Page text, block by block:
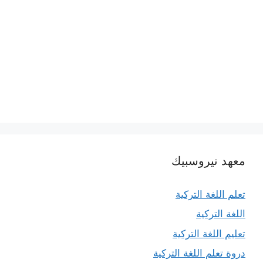
معهد نيروسبيك
تعلم اللغة التركية
اللغة التركية
تعليم اللغة التركية
دروة تعلم اللغة التركية